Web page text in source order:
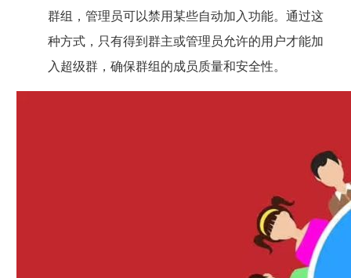
群组，管理员可以禁用某些自动加入功能。通过这
种方式，只有得到群主或管理员允许的用户才能加
入超级群，确保群组的成员质量和安全性。